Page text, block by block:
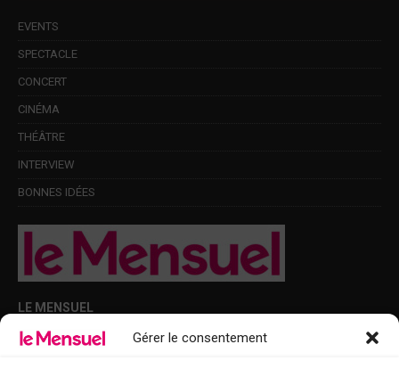
Gérer le consentement
EVENTS
SPECTACLE
CONCERT
CINÉMA
THÉÂTRE
INTERVIEW
BONNES IDÉES
LE MENSUEL
Points de diffusion Var et Alpes-Maritimes : oû trouver Le Mensuel ?